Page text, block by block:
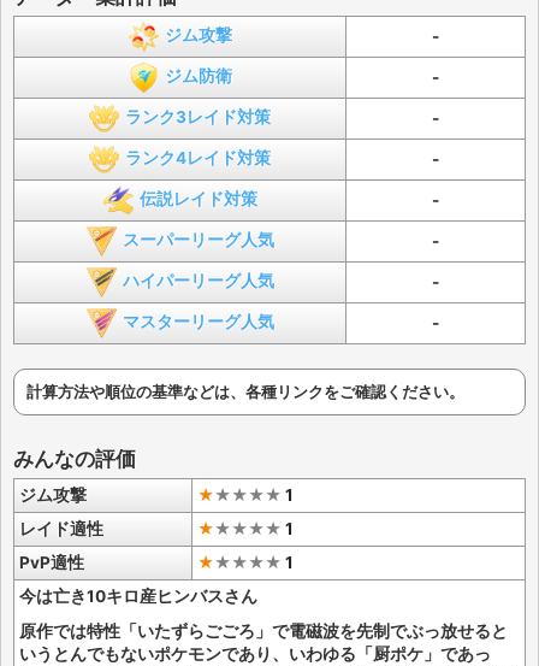
ジム攻撃 -
ジム防衛 -
ランク3レイド対策 -
ランク4レイド対策 -
伝説レイド対策 -
スーパーリーグ人気 -
ハイパーリーグ人気 -
マスターリーグ人気 -
計算方法や順位の基準などは、各種リンクをご確認ください。
みんなの評価
ジム攻撃 ★★★★★ 1
レイド適性
★★★★★ 1
PvP適性
★★★★★ 1
今は亡き10キロ産ヒンバスさん
原作では特性「いたずらごごろ」で電磁波を先制でぶっ放せると
いうとんでもないポケモンであり、いわゆる「厨ポケ」であっ